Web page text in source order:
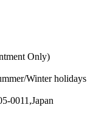
Only)
Winter holidays
0011,Japan